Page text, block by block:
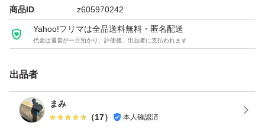
商品ID z605970242
Yahoo!フリマは全品送料無料・匿名配送
代金は運営が一旦預かり、評価後、出品者に支払われます
出品者
まみ
（17） 本人確認済